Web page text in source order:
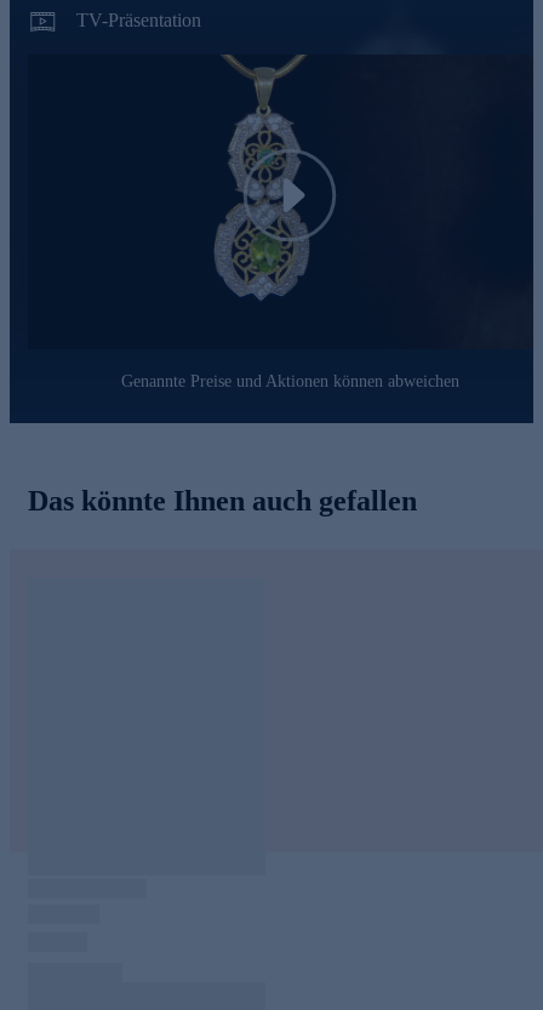
auf Konformität mit den Bestimmungen der Schweizer
Edelmetallkontrollgesetzgebung.
Gönnen Sie sich dieses hübsche Schmuckstück und
bestellen Sie gleich bequem online.
TV-Präsentation
Play
Genannte Preise und Aktionen können abweichen
Das könnte Ihnen auch gefallen